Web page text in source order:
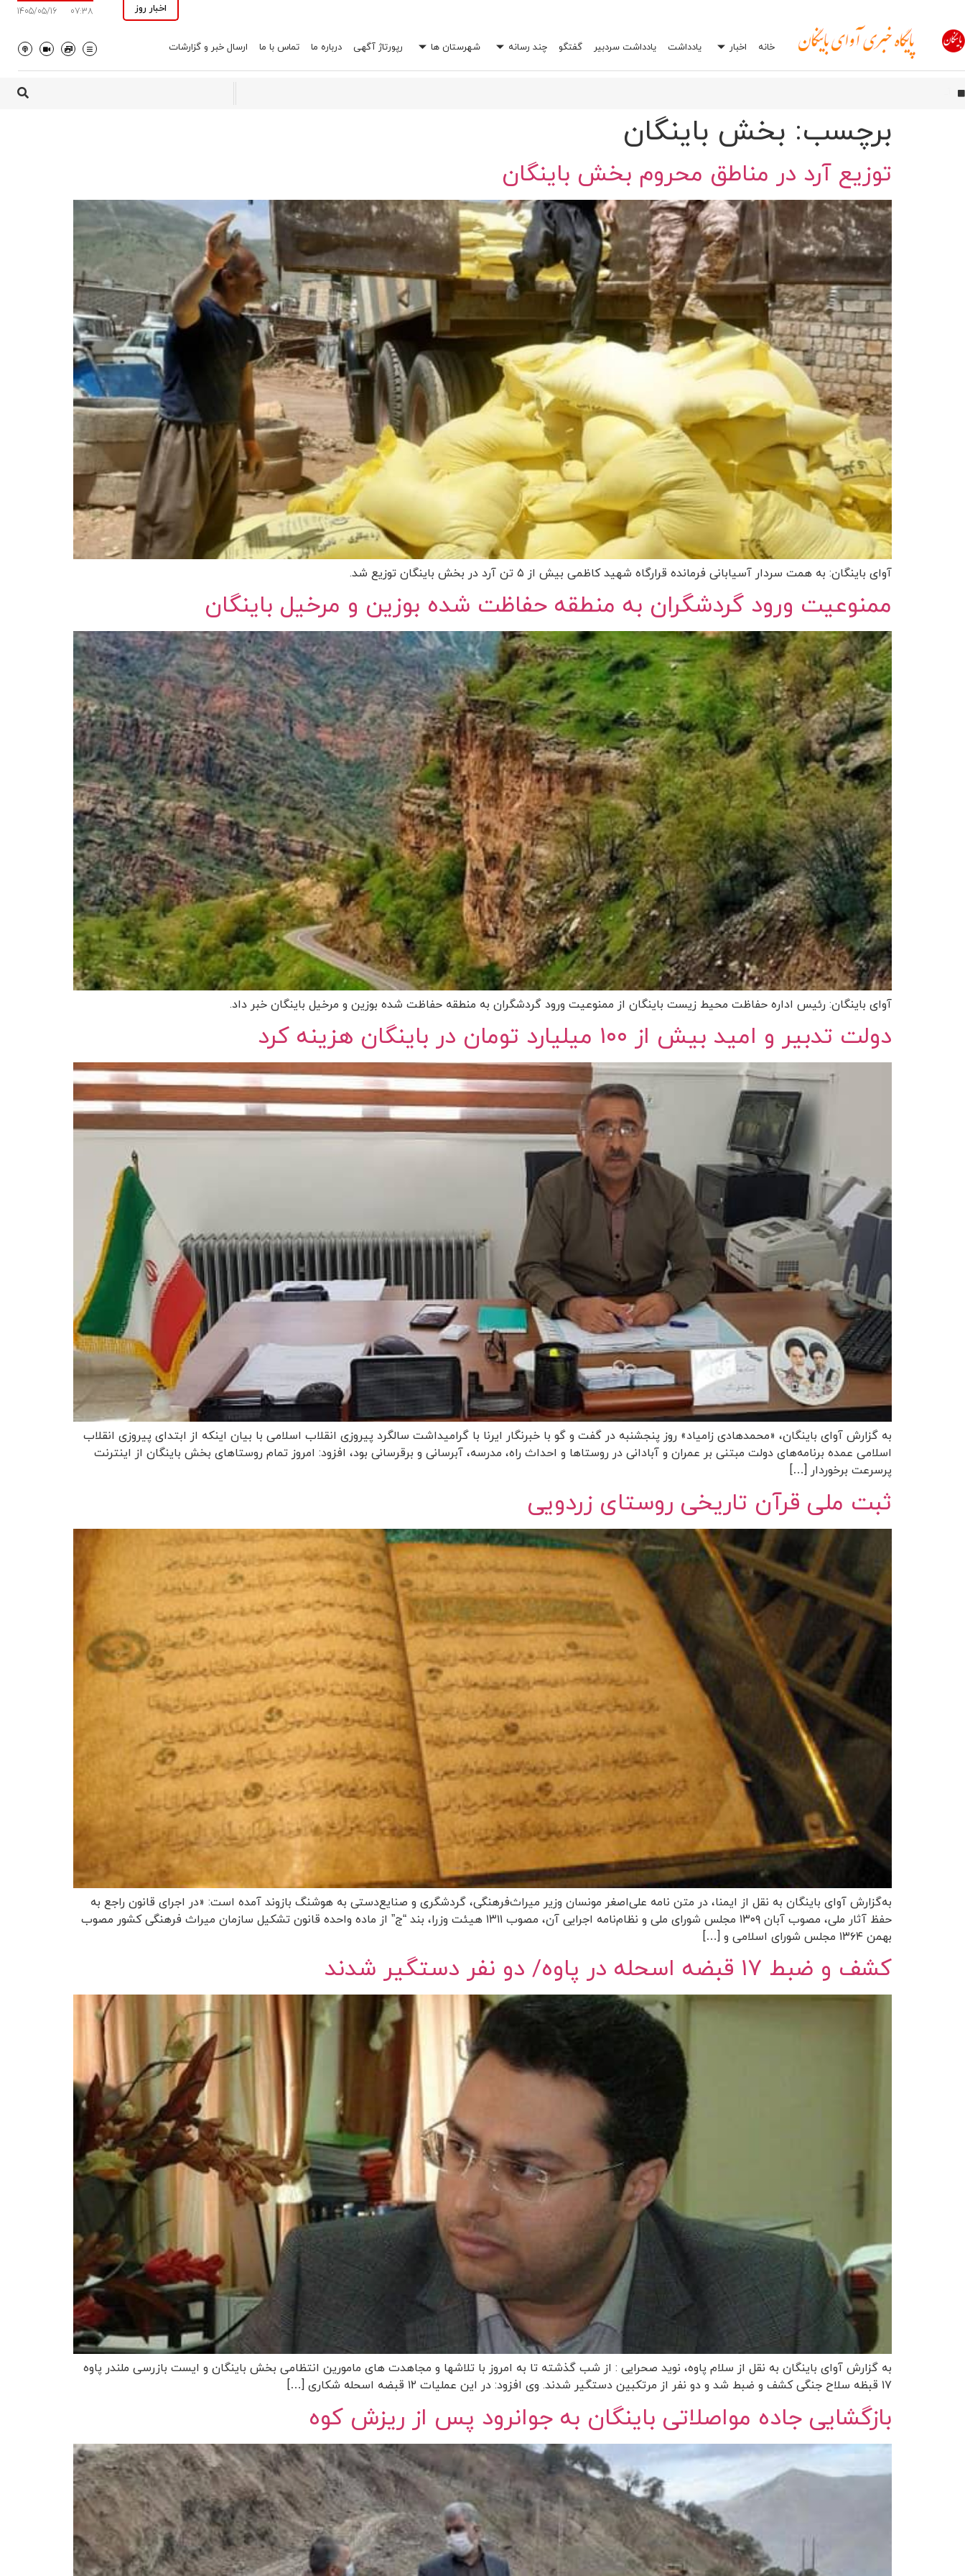
اخبار روز 07:38
1405/05/16
خانه اخبار یادداشت یادداشت سردبیر گفتگو چند رسانه شهرستان ها رپورتاژ آگهی درباره ما تماس با ما ارسال خبر و گزارشات
برچسب: بخش باینگان
توزیع آرد در مناطق محروم بخش باینگان
آوای باینگان: به همت سردار آسیابانی فرمانده قرارگاه شهید کاظمی بیش از ۵ تن آرد در بخش باینگان توزیع شد.
ممنوعیت ورود گردشگران به منطقه حفاظت شده بوزین و مرخیل باینگان
آوای باینگان: رئیس اداره حفاظت محیط زیست باینگان از ممنوعیت ورود گردشگران به منطقه حفاظت شده بوزین و مرخیل باینگان خبر داد.
دولت تدبیر و امید بیش از ۱۰۰ میلیارد تومان در باینگان هزینه کرد
به گزارش آوای باینگان، «محمدهادی زامیاد» روز پنجشنبه در گفت و گو با خبرنگار ایرنا با گرامیداشت سالگرد پیروزی انقلاب اسلامی با بیان اینکه از ابتدای پیروزی انقلاب
اسلامی عمده برنامه‌های دولت مبتنی بر عمران و آبادانی در روستاها و احداث راه، مدرسه، آبرسانی و برقرسانی بود، افزود: امروز تمام روستاهای بخش باینگان از اینترنت
پرسرعت برخوردار […]
ثبت ملی قرآن‌ تاریخی روستای زردویی
به‌گزارش آوای باینگان به نقل از ایمنا، در متن نامه علی‌اصغر مونسان وزیر میراث‌فرهنگی، گردشگری و صنایع‌دستی به هوشنگ بازوند آمده است: «در اجرای قانون راجع به
حفظ آثار ملی، مصوب آبان ۱۳۰۹ مجلس شورای ملی و نظام‌نامه اجرایی آن، مصوب ۱۳۱۱ هیئت وزرا، بند “ج” از ماده واحده قانون تشکیل سازمان میراث‌ فرهنگی کشور مصوب
بهمن ۱۳۶۴ مجلس شورای اسلامی و […]
کشف و ضبط ۱۷ قبضه اسحله در پاوه/ دو نفر دستگیر شدند
به گزارش آوای باینگان به نقل از سلام پاوه، نوید صحرایی : از شب گذشته تا به امروز با تلاشها و مجاهدت های مامورین انتظامی بخش باینگان و ایست بازرسی ملندر پاوه
۱۷ قبظه سلاح جنگی کشف و ضبط شد و دو نفر از مرتکبین دستگیر شدند. وی افزود: در این عملیات ۱۲ قبضه اسحله شکاری […]
بازگشایی جاده مواصلاتی باینگان به جوانرود پس از ریزش کوه